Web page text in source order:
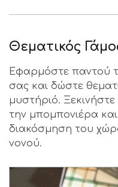
Θεματικός
Εφαρμόστε παντού
σας και δώστε
μυστήριό.
την μπομπονιέρα
διακόσμηση του
νονού.